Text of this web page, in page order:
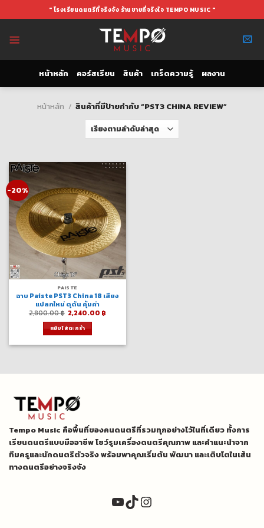
to
" โรงเรียนดนตรีที่จริงจัง ร้านขายที่จริงใจ TEMPO MUSIC "
หน้าหลัก คอร์สเรียน สินค้า เกร็ดความรู้ ผลงาน
หน้าหลัก / สินค้าที่มีป้ายกำกับ “PST3 CHINA REVIEW”
-20%
PAISTE
ฉาบ Paiste PST3 China 18 เสียง
แปลกใหม่ ดุดัน คุ้มค่า
2,800.00฿ Original
price
was:
2,800.00 ฿.
2,240.00 ฿
หยิบใส่ตะกร้า
Tempo Music คือพื้นที่ของคนดนตรีที่รวมทุกอย่างไว้ในที่เดียว ทั้งการ
เรียนดนตรีแบบมืออาชีพ โชว์รูมเครื่องดนตรีคุณภาพ และคำแนะนำจาก
ทีมครูและนักดนตรีตัวจริง พร้อมพาคุณเริ่มต้น พัฒนา และเติบโตในเส้น
ทางดนตรีอย่างจริงจัง
YouTube
TikTok
Instagram